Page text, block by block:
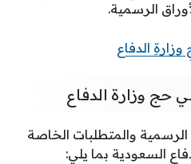
الرسمية.
الدفاع
حج وزارة الدفاع
الرسمية والمتطلبات الخاصة
السعودية بما يلي: